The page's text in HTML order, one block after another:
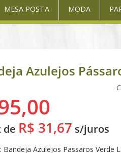
MESA POSTA MODA
Azulejos
de R$ 31,67 s/juros
Bandeja Azulejos Passaros Verde